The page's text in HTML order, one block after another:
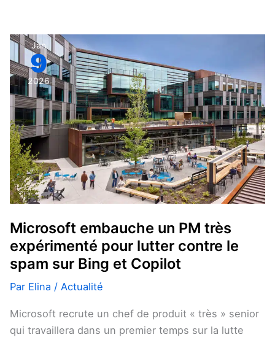
Jan
9
2026
Microsoft embauche un PM très
expérimenté pour lutter contre le
spam sur Bing et Copilot
Par Elina / Actualité
Microsoft recrute un chef de produit « très » senior
qui travaillera dans un premier temps sur la lutte
Microsoft
embauche
un
PM
très
expérimenté
pour
lutter
contre
le
spam
sur
Bing
Copilot